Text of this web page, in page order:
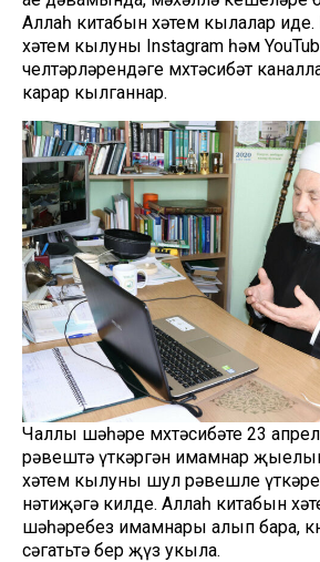
Аллаһ китабын хәтем кылалар
хәтем кылуны Instagram һәм
челтәрләрендәге мөхтәсибәт
карар кылганнар.
Чаллы шәһәре мөхтәсибәте 23
рәвештә үткәргән имамнар
хәтем кылуны шул рәвешле
нәтиҗәгә килде. Аллаһ китабын
шәһәребез имамнары алып бара,
сәгатьтә бер җүз укыла.